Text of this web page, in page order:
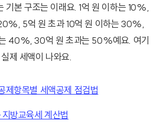
기본 구조는 이래요. 1억 원 이하는 10%,
5억 원 초과 10억 원 이하는 30%,
40%, 30억 원 초과는 50%예요. 여기
제 세액이 나와요.
제항목별 세액공제 점검법
방교육세 계산법